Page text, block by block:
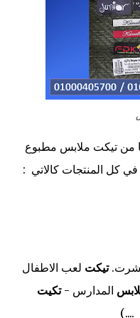
من تيكت ملابس مطبوع
في كل المنتجات كالاتي :
تيكت لعب الاطفال
المدارس -تكيت
....)